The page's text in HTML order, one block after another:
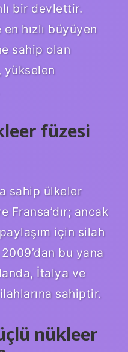
bir devlettir.
hızlı büyüyen
sahip olan
yükselen
füzesi
sahip ülkeler
Fransa’dır; ancak
için silah
bu yana
İtalya ve
sahiptir.
nükleer